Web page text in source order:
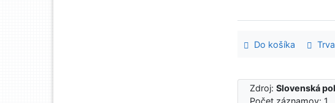
Do košíka
Zdroj:Slovenská